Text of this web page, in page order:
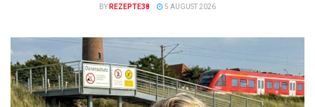
BY REZEPTE38 5 AUGUST 2026